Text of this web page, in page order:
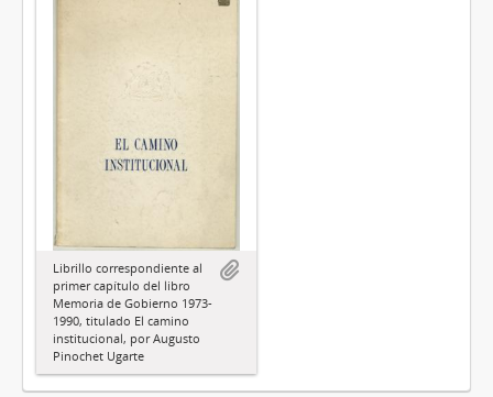
Librillo correspondiente al
primer capítulo del libro
Memoria de Gobierno 1973-
1990, titulado El camino
institucional, por Augusto
Pinochet Ugarte